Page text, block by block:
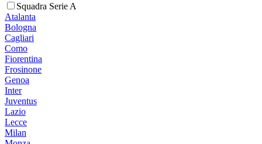
Squadra Serie A
Atalanta
Bologna
Cagliari
Como
Fiorentina
Frosinone
Genoa
Inter
Juventus
Lazio
Lecce
Milan